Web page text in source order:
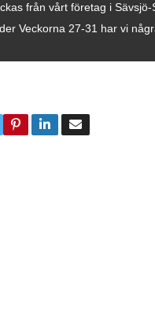
från vårt företag i Sävsjö-
Veckorna 27-31 har vi